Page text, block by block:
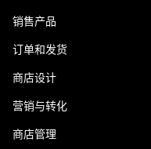
销售产品
订单和发货
商店设计
营销与转化
商店管理